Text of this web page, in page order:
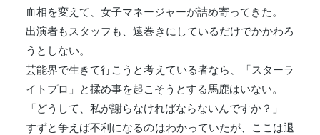
血相を変えて、女子マネージャーが詰め寄ってきた。
出演者もスタッフも、遠巻きにしているだけでかかわろ
うとしない。
芸能界で生きて行こうと考えている者なら、「スターラ
イトプロ」と揉め事を起こそうとする馬鹿はいない。
「どうして、私が謝らなければならないんですか？」
すずと争えば不利になるのはわかっていたが、ここは退